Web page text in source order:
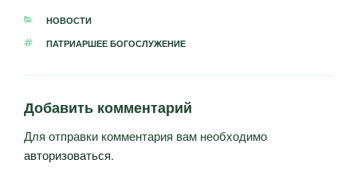
РУБРИКИ
НОВОСТИ
МЕТКИ
ПАТРИАРШЕЕ БОГОСЛУЖЕНИЕ
Добавить комментарий
Для отправки комментария вам необходимо
авторизоваться.